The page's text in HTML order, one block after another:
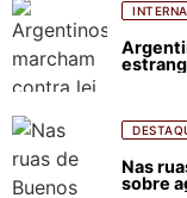
Nas
sobre